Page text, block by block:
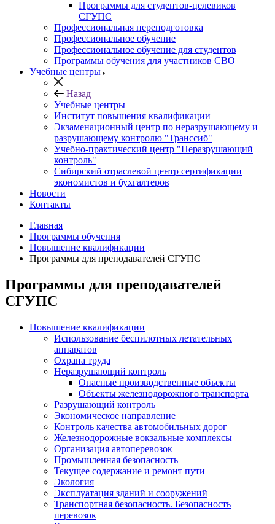
Программы для студентов-целевиков
СГУПС
Профессиональная переподготовка
Профессиональное обучение
Профессиональное обучение для студентов
Программы обучения для участников СВО
Учебные центры
Назад
Учебные центры
Институт повышения квалификации
Экзаменационный центр по неразрушающему и
разрушающему контролю "Транссиб"
Учебно-практический центр "Неразрушающий
контроль"
Сибирский отраслевой центр сертификации
экономистов и бухгалтеров
Новости
Контакты
Главная
Программы обучения
Повышение квалификации
Программы для преподавателей СГУПС
Программы для преподавателей
СГУПС
Повышение квалификации
Использование беспилотных летательных
аппаратов
Охрана труда
Неразрушающий контроль
Опасные производственные объекты
Объекты железнодорожного транспорта
Разрушающий контроль
Экономическое направление
Контроль качества автомобильных дорог
Железнодорожные вокзальные комплексы
Организация автоперевозок
Промышленная безопасность
Текущее содержание и ремонт пути
Экология
Эксплуатация зданий и сооружений
Транспортная безопасность. Безопасность
перевозок